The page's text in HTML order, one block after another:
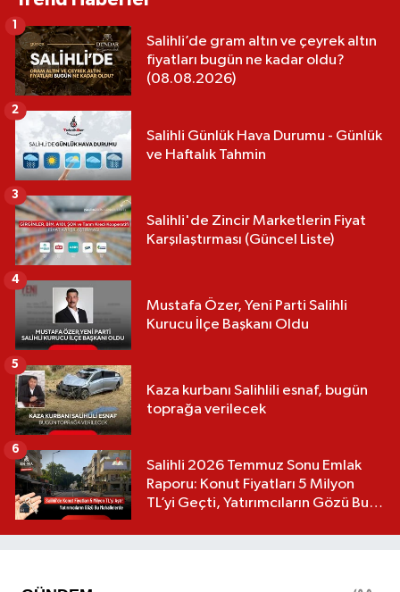
öldürdü, ağabeyini ağır yaraladı
22:14 Silahlı kavga: 1 yaralı
Salihli’de gram altın ve çeyrek altın
fiyatları bugün ne kadar oldu?
(08.08.2026)
1
Salihli Günlük Hava Durumu - Günlük
ve Haftalık Tahmin
2
Salihli'de Zincir Marketlerin Fiyat
Karşılaştırması (Güncel Liste)
3
Mustafa Özer, Yeni Parti Salihli
Kurucu İlçe Başkanı Oldu
4
Kaza kurbanı Salihlili esnaf, bugün
toprağa verilecek
5
Salihli 2026 Temmuz Sonu Emlak
Raporu: Konut Fiyatları 5 Milyon
TL’yi Geçti, Yatırımcıların Gözü Bu
6